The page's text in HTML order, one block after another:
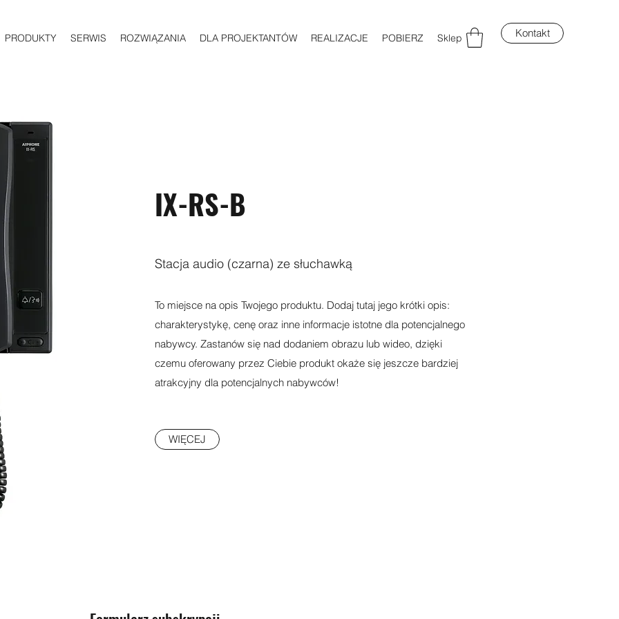
PRODUKTY SERWIS ROZWIĄZANIA DLA PROJEKTANTÓW REALIZACJE POBIERZ Sklep Kontakt
IX-RS-B
Stacja audio (czarna) ze słuchawką
To miejsce na opis Twojego produktu. Dodaj tutaj jego krótki opis:
charakterystykę, cenę oraz inne informacje istotne dla potencjalnego
nabywcy. Zastanów się nad dodaniem obrazu lub wideo, dzięki
czemu oferowany przez Ciebie produkt okaże się jeszcze bardziej
atrakcyjny dla potencjalnych nabywców!
WIĘCEJ